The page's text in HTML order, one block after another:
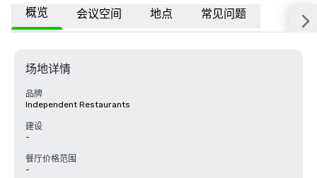
概览 会议空间 地点 常见问题
场地详情
品牌
Independent Restaurants
建设
-
餐厅价格范围
-